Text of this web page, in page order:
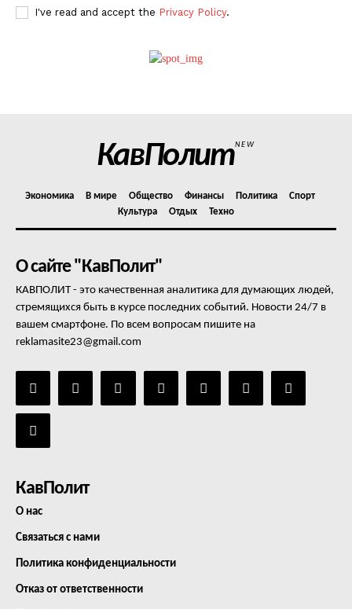
I've read and accept the Privacy Policy.
КавПолитNEW
Экономика В мире Общество Финансы Политика
Спорт
Культура
Отдых Техно
О сайте "КавПолит"
КАВПОЛИТ - это качественная аналитика для думающих людей,
стремящихся быть в курсе последних событий. Новости 24/7 в
вашем смартфоне. По всем вопросам пишите на
reklamasite23@gmail.com
КавПолит
О нас
Связаться с нами
Политика конфиденциальности
Отказ от ответственности